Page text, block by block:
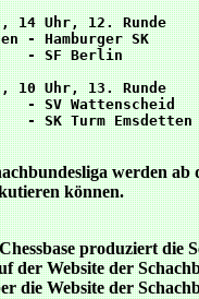
14 Uhr, 12. Runde
- Hamburger SK
- SF Berlin
10 Uhr, 13. Runde
- SV Wattenscheid
werden
können.
produziert die
der Website der
die Website der